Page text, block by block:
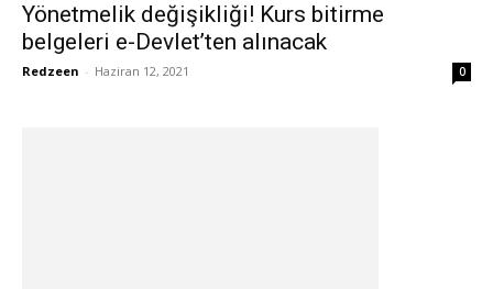
Yönetmelik değişikliği! Kurs bitirme
belgeleri e-Devlet’ten alınacak
Redzeen - Haziran 12, 2021 0